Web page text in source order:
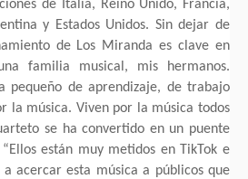
de Italia, Reino Unido, Francia,
y Estados Unidos. Sin dejar de
de Los Miranda es clave en
familia musical, mis hermanos.
pequeño de aprendizaje, de trabajo
la música. Viven por la música todos
se ha convertido en un puente
están muy metidos en TikTok e
a acercar esta música a públicos que